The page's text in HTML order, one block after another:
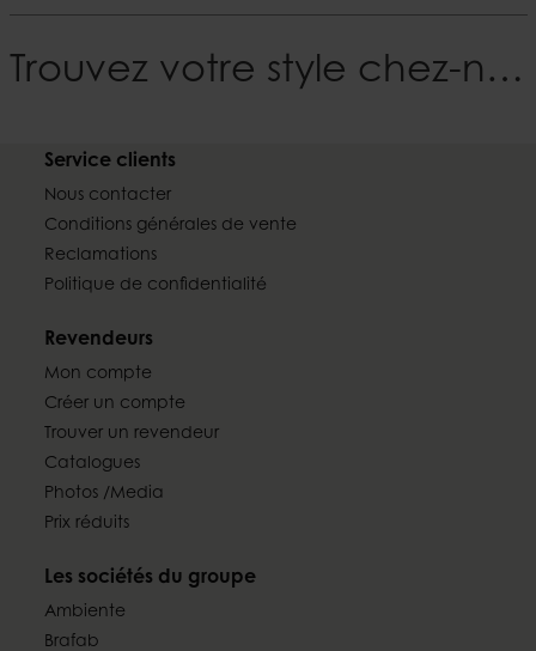
Trouvez votre style chez-nous
Service clients
Nous contacter
Conditions générales de vente
Reclamations
Politique de confidentialité
Revendeurs
Mon compte
Créer un compte
Trouver un revendeur
Catalogues
Photos /Media
Prix réduits
Les sociétés du groupe
Ambiente
Brafab